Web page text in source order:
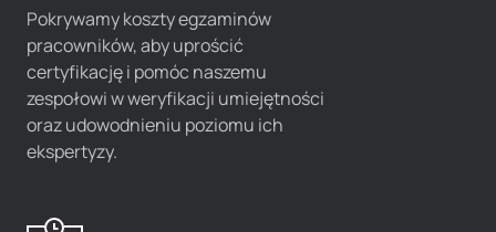
Pokrywamy koszty egzaminów
pracowników, aby uprościć
certyfikację i pomóc naszemu
zespołowi w weryfikacji umiejętności
oraz udowodnieniu poziomu ich
ekspertyzy.